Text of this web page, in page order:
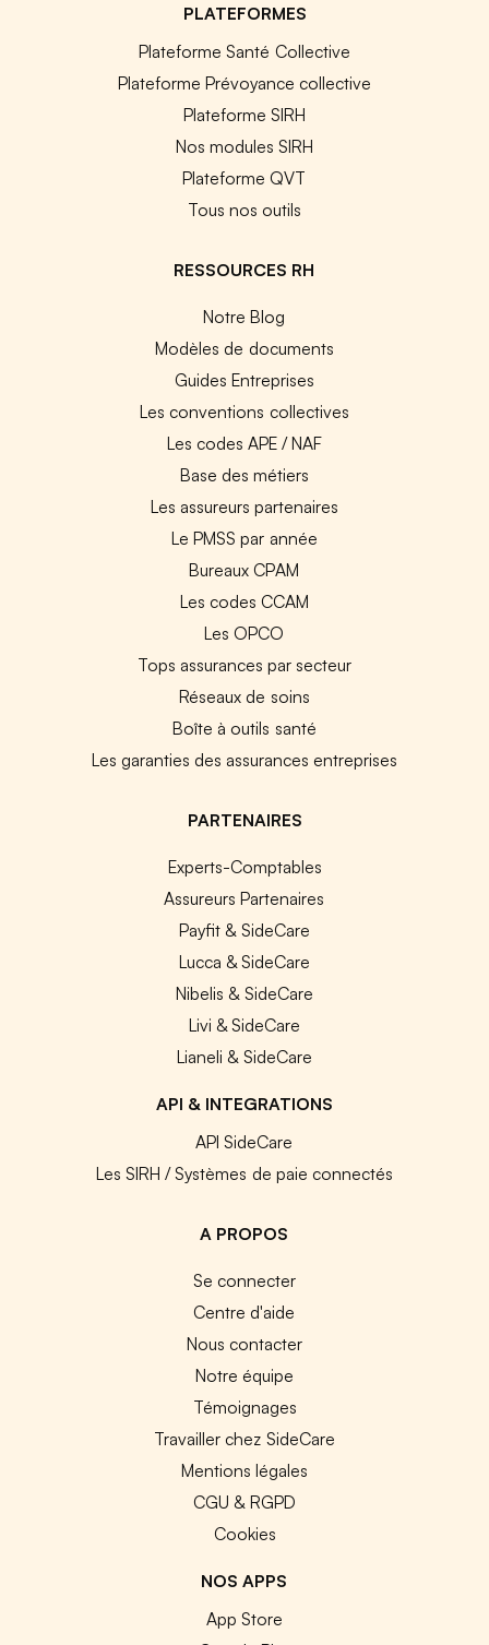
PLATEFORMES
Plateforme Santé Collective
Plateforme Prévoyance collective
Plateforme SIRH
Nos modules SIRH
Plateforme QVT
Tous nos outils
RESSOURCES RH
Notre Blog
Modèles de documents
Guides Entreprises
Les conventions collectives
Les codes APE / NAF
Base des métiers
Les assureurs partenaires
Le PMSS par année
Bureaux CPAM
Les codes CCAM
Les OPCO
Tops assurances par secteur
Réseaux de soins
Boîte à outils santé
Les garanties des assurances entreprises
PARTENAIRES
Experts-Comptables
Assureurs Partenaires
Payfit & SideCare
Lucca & SideCare
Nibelis & SideCare
Livi & SideCare
Lianeli & SideCare
API & INTEGRATIONS
API SideCare
Les SIRH / Systèmes de paie connectés
A PROPOS
Se connecter
Centre d'aide
Nous contacter
Notre équipe
Témoignages
Travailler chez SideCare
Mentions légales
CGU & RGPD
Cookies
NOS APPS
App Store